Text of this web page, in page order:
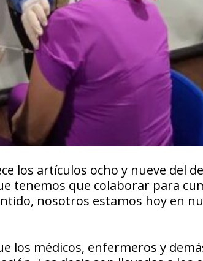
los artículos ocho y nueve del
tenemos que colaborar para
nosotros estamos hoy en
los médicos, enfermeros y